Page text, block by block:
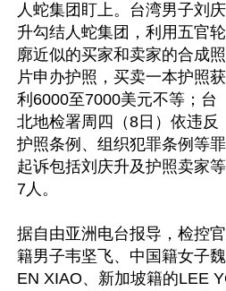
人蛇集团盯上。台湾男子刘庆
升勾结人蛇集团，利用五官轮
廓近似的买家和卖家的合成照
片申办护照，买卖一本护照获
利6000至7000美元不等；台
北地检署周四（8日）依违反
护照条例、组织犯罪条例等罪
起诉包括刘庆升及护照卖家等
7人。
据自由亚洲电台报导，检控
籍男子韦坚飞、中国籍女子
EN XIAO、新加坡籍的LEE